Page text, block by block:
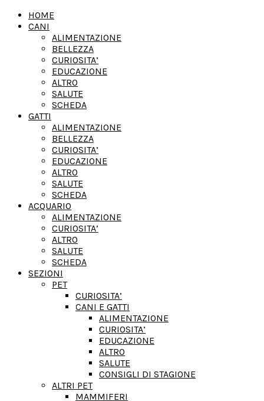
HOME
CANI
ALIMENTAZIONE
BELLEZZA
CURIOSITA’
EDUCAZIONE
ALTRO
SALUTE
SCHEDA
GATTI
ALIMENTAZIONE
BELLEZZA
CURIOSITA’
EDUCAZIONE
ALTRO
SALUTE
SCHEDA
ACQUARIO
ALIMENTAZIONE
CURIOSITA’
ALTRO
SALUTE
SCHEDA
SEZIONI
PET
CURIOSITA’
CANI E GATTI
ALIMENTAZIONE
CURIOSITA’
EDUCAZIONE
ALTRO
SALUTE
CONSIGLI DI STAGIONE
ALTRI PET
MAMMIFERI